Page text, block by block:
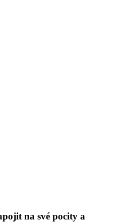
na své pocity a